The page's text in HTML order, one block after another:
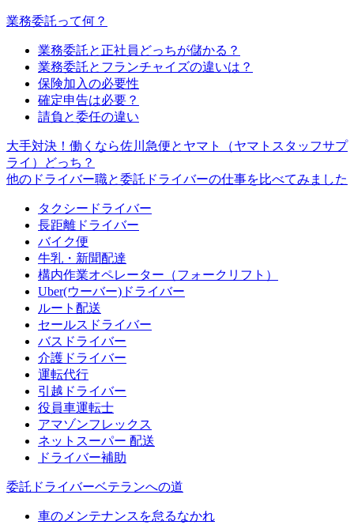
業務委託って何？
業務委託と正社員どっちが儲かる？
業務委託とフランチャイズの違いは？
保険加入の必要性
確定申告は必要？
請負と委任の違い
大手対決！働くなら佐川急便とヤマト（ヤマトスタッフサプ
ライ）どっち？
他のドライバー職と委託ドライバーの仕事を比べてみました
タクシードライバー
長距離ドライバー
バイク便
牛乳・新聞配達
構内作業オペレーター（フォークリフト）
Uber(ウーバー)ドライバー
ルート配送
セールスドライバー
バスドライバー
介護ドライバー
運転代行
引越ドライバー
役員車運転士
アマゾンフレックス
ネットスーパー 配送
ドライバー補助
委託ドライバーベテランへの道
車のメンテナンスを怠るなかれ